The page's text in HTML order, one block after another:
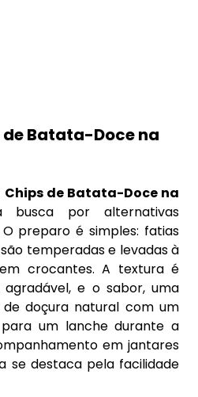
de Batata-Doce na
Chips de Batata-Doce na
busca por alternativas
preparo é simples: fatias
temperadas e levadas à
crocantes. A textura é
e o sabor, uma
doçura natural com um
um lanche durante a
em jantares
se destaca pela facilidade